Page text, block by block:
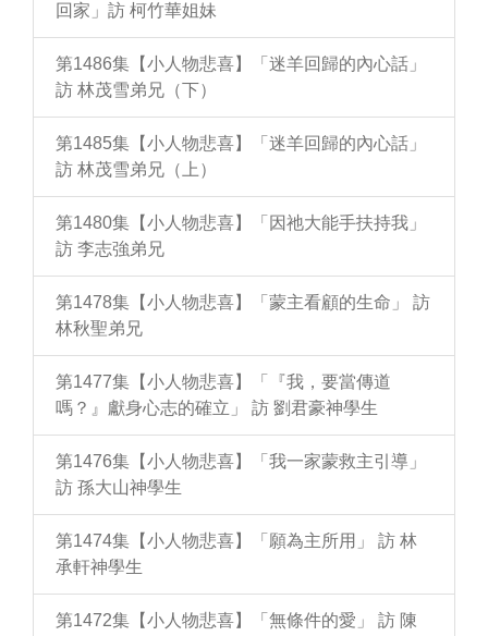
回家」訪 柯竹華姐妹
第1486集【小人物悲喜】「迷羊回歸的內心話」
訪 林茂雪弟兄（下）
第1485集【小人物悲喜】「迷羊回歸的內心話」
訪 林茂雪弟兄（上）
第1480集【小人物悲喜】「因祂大能手扶持我」
訪 李志強弟兄
第1478集【小人物悲喜】「蒙主看顧的生命」 訪
林秋聖弟兄
第1477集【小人物悲喜】「『我，要當傳道
嗎？』獻身心志的確立」 訪 劉君豪神學生
第1476集【小人物悲喜】「我一家蒙救主引導」
訪 孫大山神學生
第1474集【小人物悲喜】「願為主所用」 訪 林
承軒神學生
第1472集【小人物悲喜】「無條件的愛」 訪 陳